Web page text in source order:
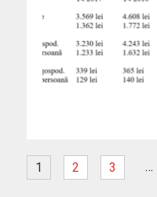
1 2 3 …